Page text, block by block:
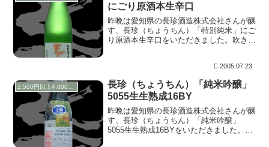
にごり原酒本生辛口
昨晩は愛知県の長珍酒造株式会社さんが醸
す、長珍（ちょうちん）「特別純米」にご
り原酒本生辛口をいただきました。吹きこ
しく、麹の香り。この時点でいかにも旨そ
うです。含む...
2005.07.23
長珍（ちょうちん）「純米吟醸」
5055生生熟成16BY
昨晩は愛知県の長珍酒造株式会社さんが醸
す、長珍（ちょうちん）「純米吟醸」
5055生生熟成16BYをいただきました。冬